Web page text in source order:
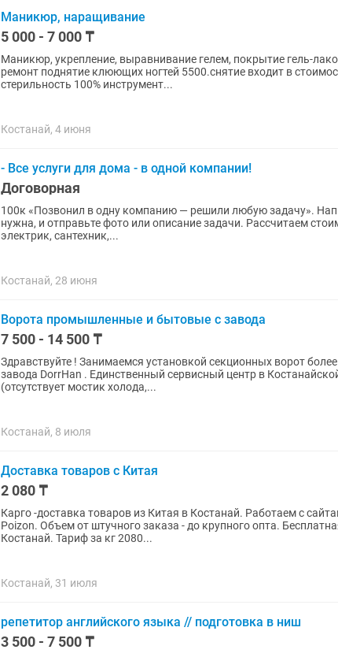
Маникюр, наращивание
5 000 - 7 000 ₸
Маникюр, укрепление, выравнивание гелем, покрытие гель-
ремонт поднятие клюющих ногтей 5500.снятие входит в
стерильность 100% инструмент...
Костанай, 4 июня
- Все услуги для дома - в одной компании!
Договорная
100к «Позвонил в одну компанию — решили любую задачу». Напишите, какая услуга вам
нужна, и отправьте фото или описание задачи. Рассчитаем стоимость и
электрик, сантехник,...
Костанай, 28 июня
Ворота промышленные и бытовые с завода
7 500 - 14 500 ₸
Здравствуйте ! Занимаемся установкой секционных ворот более 9 лет. Являемся дилерами
завода DorrHan . Единственный сервисный центр в Костанайской области.
(отсутствует мостик холода,...
Костанай, 8 июля
Доставка товаров с Китая
2 080 ₸
Карго -доставка товаров из Китая в Костанай. Работаем с
Poizon. Объем от штучного заказа - до крупного опта.
Костанай. Тариф за кг 2080...
Костанай, 31 июля
репетитор английского языка // подготовка в ниш
3 500 - 7 500 ₸